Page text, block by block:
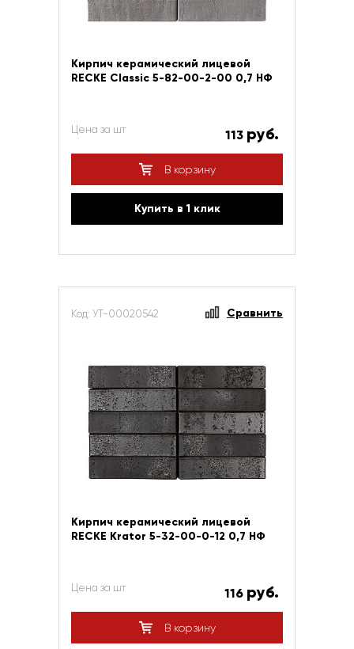
Кирпич керамический лицевой
RECKE Сlassic 5-82-00-2-00 0,7 НФ
Цена за шт 113 руб.
В корзину
Купить в 1 клик
Код: УТ-00020542 Сравнить
Кирпич керамический лицевой
RECKE Krator 5-32-00-0-12 0,7 НФ
Цена за шт 116 руб.
В корзину